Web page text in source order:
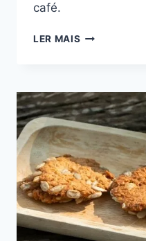
café.
LER MAIS RECEITA
DELÍCIA:
DELICADOS
E
SABOROSOS